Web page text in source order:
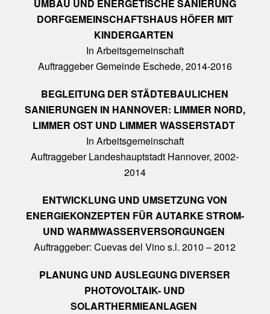
UMBAU UND ENERGETISCHE SANIERUNG
DORFGEMEINSCHAFTSHAUS HÖFER MIT
KINDERGARTEN
In Arbeitsgemeinschaft
Auftraggeber Gemeinde Eschede, 2014-2016
BEGLEITUNG DER STÄDTEBAULICHEN
SANIERUNGEN IN HANNOVER: LIMMER NORD,
LIMMER OST UND LIMMER WASSERSTADT
In Arbeitsgemeinschaft
Auftraggeber Landeshauptstadt Hannover, 2002-
2014
ENTWICKLUNG UND UMSETZUNG VON
ENERGIEKONZEPTEN FÜR AUTARKE STROM-
UND WARMWASSERVERSORGUNGEN
Auftraggeber: Cuevas del Vino s.l. 2010 – 2012
PLANUNG UND AUSLEGUNG DIVERSER
PHOTOVOLTAIK- UND
SOLARTHERMIEANLAGEN